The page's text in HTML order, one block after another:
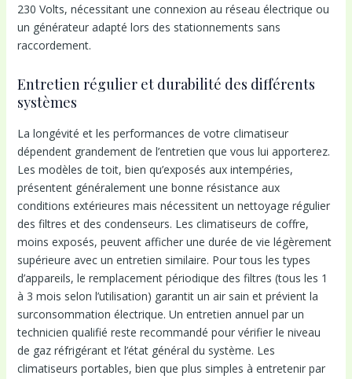
230 Volts, nécessitant une connexion au réseau électrique ou
un générateur adapté lors des stationnements sans
raccordement.
Entretien régulier et durabilité des différents
systèmes
La longévité et les performances de votre climatiseur
dépendent grandement de l’entretien que vous lui apporterez.
Les modèles de toit, bien qu’exposés aux intempéries,
présentent généralement une bonne résistance aux
conditions extérieures mais nécessitent un nettoyage régulier
des filtres et des condenseurs. Les climatiseurs de coffre,
moins exposés, peuvent afficher une durée de vie légèrement
supérieure avec un entretien similaire. Pour tous les types
d’appareils, le remplacement périodique des filtres (tous les 1
à 3 mois selon l’utilisation) garantit un air sain et prévient la
surconsommation électrique. Un entretien annuel par un
technicien qualifié reste recommandé pour vérifier le niveau
de gaz réfrigérant et l’état général du système. Les
climatiseurs portables, bien que plus simples à entretenir par